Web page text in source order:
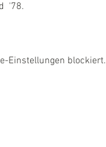
'78.
Einstellungen blockiert.